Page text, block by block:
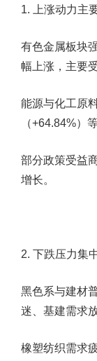
1. 上涨动力主
有色金属板块
幅上涨，主要
能源与化工原
（+64.84%）
部分政策受益
增长。
2. 下跌压力集
黑色系与建材
迷、基建需求
橡塑纺织需求